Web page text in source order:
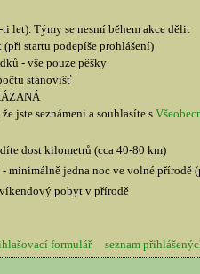
let). Týmy se nesmí během akce dělit
startu podepíše prohlášení)
- vše pouze pěšky
stanovišť
jste seznámeni a souhlasíte s
dost kilometrů (cca 40-80 km)
minimálně jedna noc ve volné přírodě
pobyt v přírodě
formulář seznam